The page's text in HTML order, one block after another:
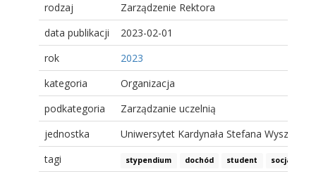
rodzaj
Zarządzenie Rektora
data publikacji
2023-02-01
rok
2023
kategoria
Organizacja
podkategoria
Zarządzanie uczelnią
jednostka
Uniwersytet Kardynała Stefana
tagi
stypendium dochód student socjalne